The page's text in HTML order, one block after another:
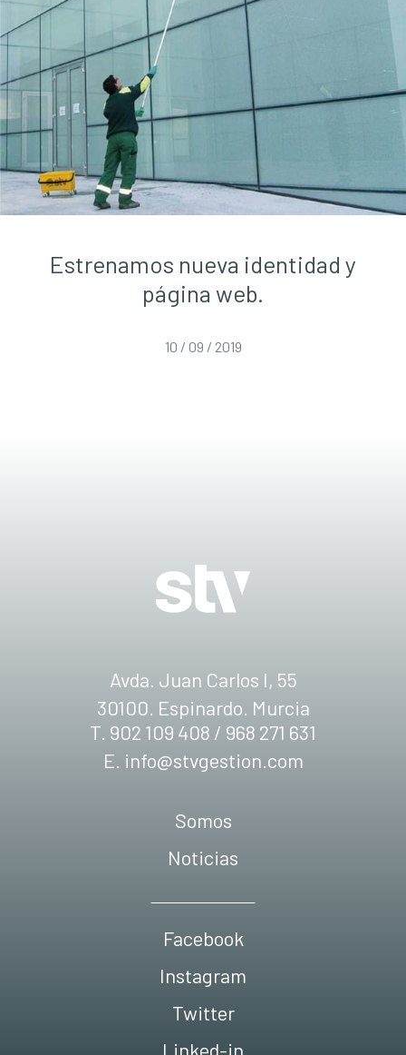
Estrenamos nueva identidad y
página web.
10 / 09 / 2019
Avda. Juan Carlos I, 55
30100. Espinardo. Murcia
T. 902 109 408 / 968 271 631
E. info@stvgestion.com
Somos
Noticias
Facebook
Instagram
Twitter
Linked-in